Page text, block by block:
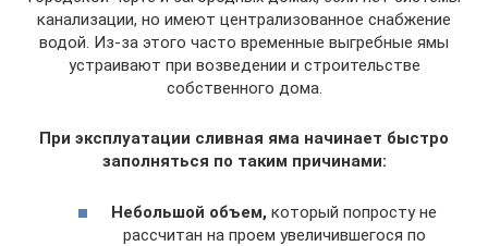
канализации, но имеют централизованное снабжение
водой. Из-за этого часто временные выгребные ямы
устраивают при возведении и строительстве
собственного дома.
При эксплуатации сливная яма начинает быстро
заполняться по таким причинами:
Небольшой объем, который попросту не
рассчитан на проем увеличившегося по